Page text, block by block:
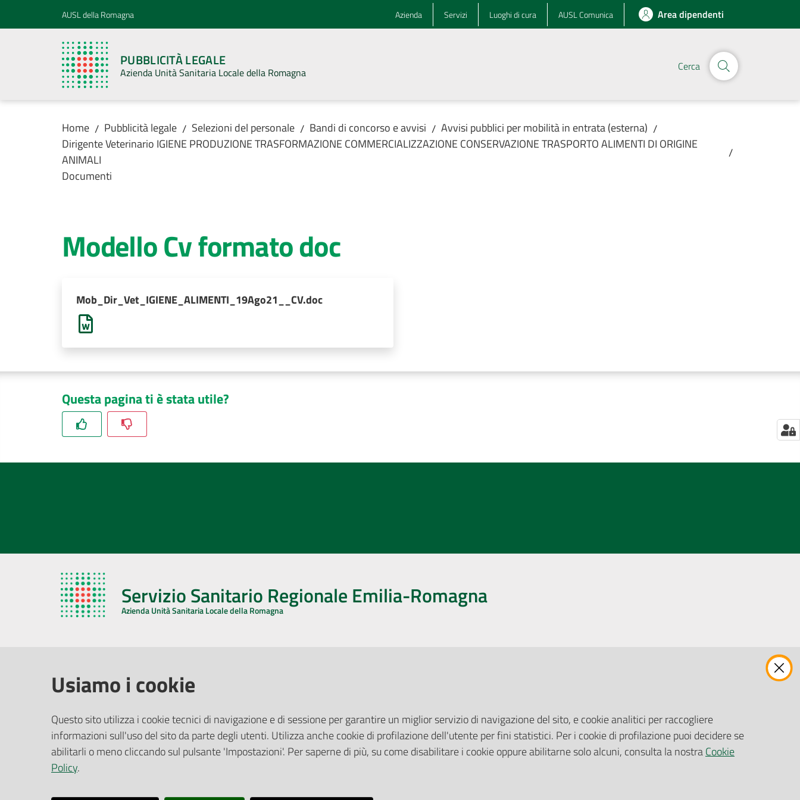
Vai al contenuto
Vai alla navigazioneAUSL della Romagna Azienda Servizi Luoghi di cura AUSL Comunica Area dipendenti
PUBBLICITÀ LEGALE
Azienda Unità Sanitaria Locale della Romagna Cerca
Home / Pubblicità legale / Selezioni del personale / Bandi di concorso e avvisi / Avvisi pubblici per mobilità in entrata (esterna) /
Dirigente Veterinario IGIENE PRODUZIONE TRASFORMAZIONE COMMERCIALIZZAZIONE CONSERVAZIONE TRASPORTO ALIMENTI DI ORIGINE
ANIMALI
/
Documenti
Modello Cv formato doc
Mob_Dir_Vet_IGIENE_ALIMENTI_19Ago21__CV.doc
Questa pagina ti è stata utile?
Servizio Sanitario Regionale Emilia-Romagna
Azienda Unità Sanitaria Locale della Romagna
Via De Gasperi, 8 - 48121 Ravenna (RA)
CF/P.IVA:02483810392
PEC:
azienda@pec.auslromagna.it
Ufficio Relazioni con il Pubblico
Riferimenti per la Stampa
Pubblicità legale
Albo Pretorio
Privacy Policy
Attuazione Misure PNRR
Gare e Appalti
Richiesta Patrocinio
Usiamo i cookie
Questo sito utilizza i cookie tecnici di navigazione e di sessione per garantire un miglior servizio di navigazione del sito, e cookie analitici per raccogliere
informazioni sull'uso del sito da parte degli utenti. Utilizza anche cookie di profilazione dell'utente per fini statistici. Per i cookie di profilazione puoi decidere se
abilitarli o meno cliccando sul pulsante 'Impostazioni'. Per saperne di più, su come disabilitare i cookie oppure abilitarne solo alcuni, consulta la nostraCookie
Policy.